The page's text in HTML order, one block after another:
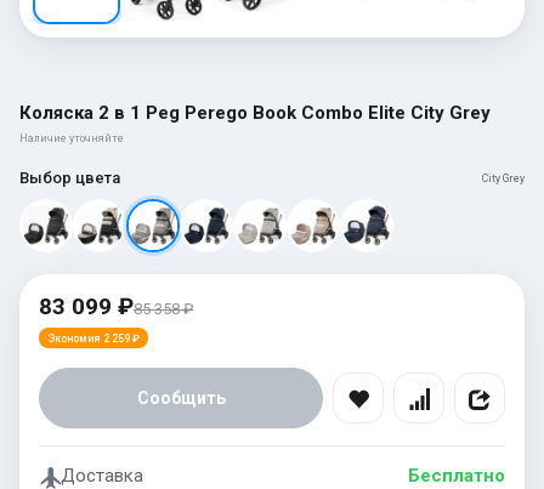
Коляска 2 в 1 Peg Perego Book Combo Elite City Grey
Наличие уточняйте
Выбор цвета City Grey
83 099 ₽85 358 ₽
Экономия 2 259 ₽
Сообщить
Доставка Бесплатно